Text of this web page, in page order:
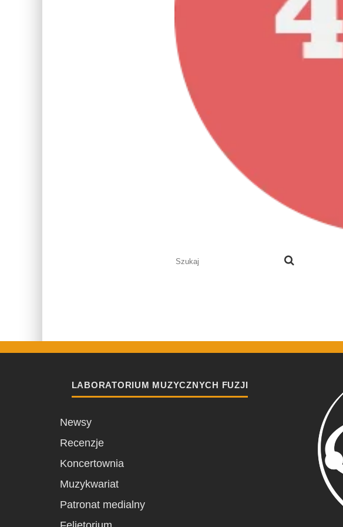
LABORATORIUM MUZYCZNYCH FUZJI
Newsy
Recenzje
Koncertownia
Muzykwariat
Patronat medialny